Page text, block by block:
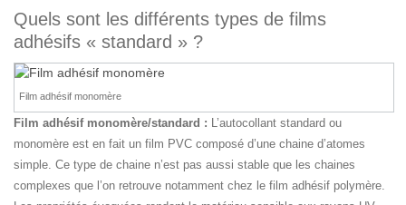
Quels sont les différents types de films
adhésifs « standard » ?
Film adhésif monomère
Film adhésif monomère/standard : L’autocollant standard ou
monomère est en fait un film PVC composé d’une chaine d’atomes
simple. Ce type de chaine n’est pas aussi stable que les chaines
complexes que l’on retrouve notamment chez le film adhésif polymère.